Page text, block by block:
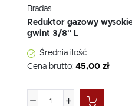
Bradas
Reduktor gazowy
gwint 3/8" L
Średnia ilość
Cena brutto: 45,00 zł